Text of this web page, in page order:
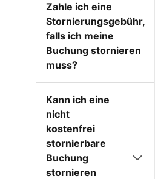
Zahle ich eine
Stornierungsgebühr,
falls ich meine
Buchung stornieren
muss?
Kann ich eine
nicht
kostenfrei
stornierbare
Buchung
stornieren